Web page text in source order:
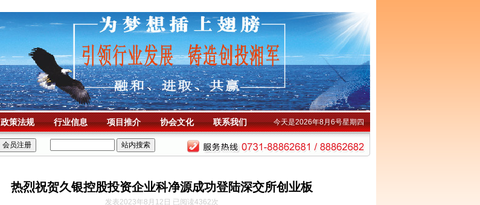
政策法规 行业信息 项目推介 协会文化 联系我们 今天是2026年8月6号星期四
热烈祝贺久银控股投资企业科净源成功登陆深交所创业板
发表2023年8月12日 已阅读4362次